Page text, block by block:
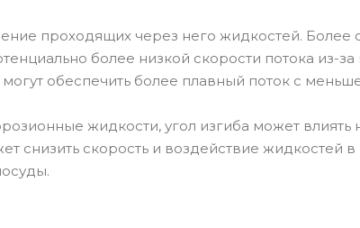
проходящих через него жидкостей. Более
более низкой скорости потока из-
обеспечить более плавный поток с
жидкости, угол изгиба может влиять
снизить скорость и воздействие жидкостей в